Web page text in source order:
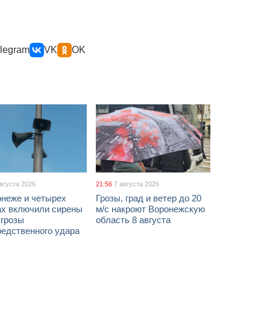
VK OK
2026
и четырех
включили сирены
удара
21:56 7 августа 2026
Грозы, град и ветер до 20
м/с накроют Воронежскую
область 8 августа